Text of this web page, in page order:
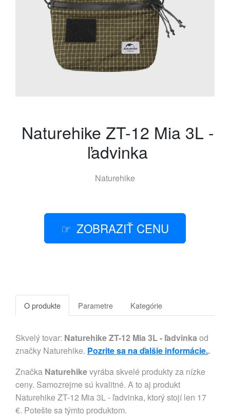
Naturehike ZT-12 Mia 3L -
ľadvinka
Naturehike
ZOBRAZIŤ CENU
O produkte Parametre Kategórie
Skvelý tovar: Naturehike ZT-12 Mia 3L - ľadvinka od
značky Naturehike. Pozrite sa na ďalšie informácie..
Značka Naturehikevyrába skvelé produkty za nízke
ceny. Samozrejme sú kvalitné. A to aj produkt
Naturehike ZT-12 Mia 3L - ľadvinka, ktorý stojí len 17
€. Potešte sa týmto produktom.